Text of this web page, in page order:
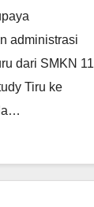
administrasi
dari SMKN 11
Tiru ke